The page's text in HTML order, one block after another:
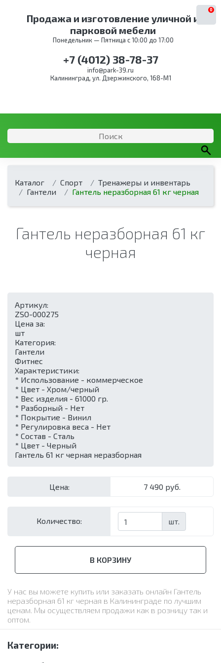
Продажа и изготовление уличной и
парковой мебели
Понедельник — Пятница с 10:00 до 17:00
0
+7 (4012) 38-78-37
info@park-39.ru
Калининград, ул. Дзержинского, 168-М1
Каталог Спорт
Тренажеры и инвентарь
Гантели
Гантель неразборная 61 кг черная
Гантель неразборная 61 кг
черная
Артикул:
ZSO-000275
Цена за:
шт
Категория:
Гантели
Фитнес
Характеристики:
* Использование - коммерческое
* Цвет - Хром/черный
* Вес изделия - 61000 гр.
* Разборный - Нет
* Покрытие - Винил
* Регулировка веса - Нет
* Состав - Сталь
* Цвет - Черный
Гантель 61 кг черная неразборная
Цена: 7 490 руб.
Количество: шт.
В КОРЗИНУ
У нас вы можете купить или заказать онлайн Гантель
неразборная 61 кг черная в Калининграде по лучшим
ценам. Мы осуществляем продажи как в розницу так и
оптом.
Категории: